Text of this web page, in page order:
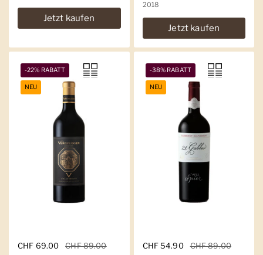
Jetzt kaufen
2018
Jetzt kaufen
Regulärer Preis
CHF 69.00 Sale-Preis
CHF 89.00
-22% RABATT
NEU
Regulärer Preis
CHF 54.90 Sale-Preis
CHF 89.00
-38% RABATT
NEU